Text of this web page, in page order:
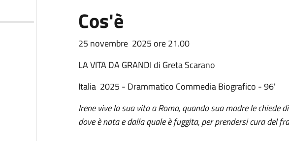
Cos'è
25 novembre 2025 ore 21.00
LA VITA DA GRANDI di Greta Scarano
Italia 2025 - Drammatico Commedia Biografico - 96'
Irene vive la sua vita a Roma, quando sua madre le chiede
dove è nata e dalla quale è fuggita, per prendersi cura del